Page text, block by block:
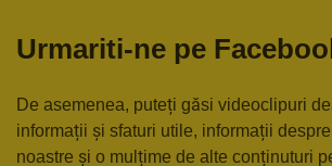
Urmariti-ne pe
De asemenea, puteți găsi videoclipuri
informații și sfaturi utile, informații
noastre și o mulțime de alte conținuturi